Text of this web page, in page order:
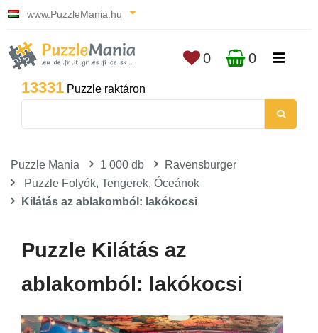
www.PuzzleMania.hu
13331 Puzzle raktáron
0 0
Puzzle Mania 1 000 db
Ravensburger
Puzzle Folyók, Tengerek, Óceánok
Kilátás az ablakomból: lakókocsi
Puzzle Kilátás az
ablakomból: lakókocsi